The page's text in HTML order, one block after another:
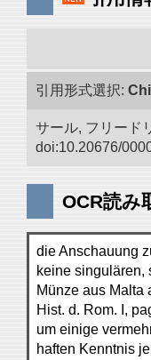
引用形式選択:
サール, フリード
doi:10.20676/
OCR読み
die Anschauung
keine singulären,
Münze aus Malta
Hist. d. Rom. I,
um einige
haften Kenntnis